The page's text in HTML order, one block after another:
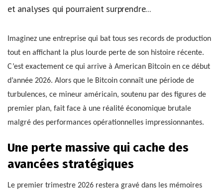
et analyses qui pourraient surprendre...
Imaginez une entreprise qui bat tous ses records de production
tout en affichant la plus lourde perte de son histoire récente.
C’est exactement ce qui arrive à American Bitcoin en ce début
d’année 2026. Alors que le Bitcoin connaît une période de
turbulences, ce mineur américain, soutenu par des figures de
premier plan, fait face à une réalité économique brutale
malgré des performances opérationnelles impressionnantes.
Une perte massive qui cache des
avancées stratégiques
Le premier trimestre 2026 restera gravé dans les mémoires